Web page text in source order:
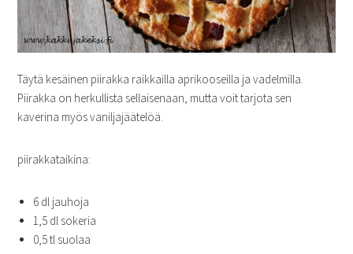
Täytä kesäinen piirakka raikkailla aprikooseilla ja vadelmilla.
Piirakka on herkullista sellaisenaan, mutta voit tarjota sen
kaverina myös vaniljajäätelöä.
piirakkataikina:
6 dl jauhoja
1,5 dl sokeria
0,5 tl suolaa